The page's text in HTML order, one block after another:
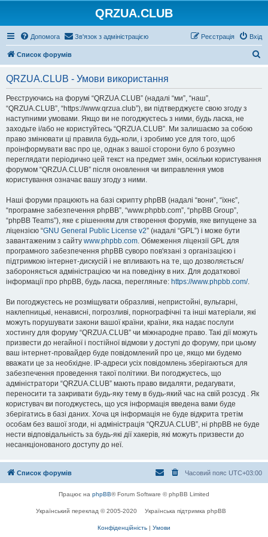
QRZUA.CLUB
Допомога Зв'язок з адміністрацією Вхід
Реєстрація
Список форумів
QRZUA.CLUB - Умови використання
Реєструючись на форумі “QRZUA.CLUB” (надалі “ми”, “наш”,
“QRZUA.CLUB”, “https://www.qrzua.club”), ви підтверджуєте свою згоду з
наступними умовами. Якщо ви не погоджуєтесь з ними, будь ласка, не
заходьте і/або не користуйтесь “QRZUA.CLUB”. Ми залишаємо за собою
право змінювати ці правила будь-коли, і зробимо усе для того, щоб
проінформувати вас про це, однак з вашої сторони було б розумно
переглядати періодично цей текст на предмет змін, оскільки користування
форумом “QRZUA.CLUB” після оновлення чи виправлення умов
користування означає вашу згоду з ними.
Наші форуми працюють на базі скрипту phpBB (надалі “вони”, “їхнє”,
“програмне забезпечення phpBB”, “www.phpbb.com”, “phpBB Group”,
“phpBB Teams”), яке є рішенням для створення форумів, яке випущене за
ліцензією “GNU General Public License v2” (надалі “GPL”) і може бути
завантаженим з сайту www.phpbb.com. Обмеження ліцензії GPL для
програмного забезпечення phpBB суворо пов'язані з організацією і
підтримкою інтернет-дискусій і не впливають на те, що дозволяється/
забороняється адміністрацією чи на поведінку в них. Для додаткової
інформації про phpBB, будь ласка, перегляньте: https://www.phpbb.com/.
Ви погоджуєтесь не розміщувати образливі, непристойні, вульгарні,
наклепницькі, ненависні, погрозливі, порнографічні та інші матеріали, які
можуть порушувати закони вашої країни, країни, яка надає послуги
хостингу для форуму “QRZUA.CLUB” чи міжнародне право. Такі дії можуть
призвести до негайної і постійної відмови у доступі до форуму, при цьому
ваш інтернет-провайдер буде повідомлений про це, якщо ми будемо
вважати це за необхідне. IP-адреси усіх повідомлень зберігаються для
забезпечення проведення такої політики. Ви погоджуєтесь, що
адміністратори “QRZUA.CLUB” мають право видаляти, редагувати,
переносити та закривати будь-яку тему в будь-який час на свій розсуд . Як
користувач ви погоджуєтесь, що уся інформація введена вами буде
зберігатись в базі даних. Хоча ця інформація не буде відкрита третім
особам без вашої згоди, ні адміністрація “QRZUA.CLUB”, ні phpBB не буде
нести відповідальність за будь-які дії хакерів, які можуть призвести до
несанкціонованого доступу до неї.
Список форумів Часовий пояс UTC+03:00
Працює на phpBB® Forum Software © phpBB Limited
Український переклад © 2005-2020 Українська підтримка phpBB
Конфіденційність | Умови